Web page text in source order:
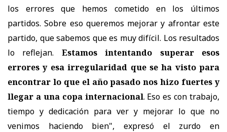
los errores que hemos cometido en los últimos
partidos. Sobre eso queremos mejorar y afrontar este
partido, que sabemos que es muy difícil. Los resultados
lo reflejan. Estamos intentando superar esos
errores y esa irregularidad que se ha visto para
encontrar lo que el año pasado nos hizo fuertes y
llegar a una copa internacional. Eso es con trabajo,
tiempo y dedicación para ver y mejorar lo que no
venimos haciendo bien", expresó el zurdo en